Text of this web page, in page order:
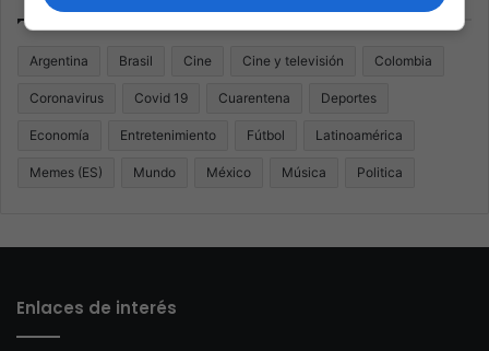
Argentina Brasil Cine Cine y televisión Colombia
Coronavirus Covid 19 Cuarentena Deportes
Economía Entretenimiento Fútbol Latinoamérica
Memes (ES) Mundo México Música Politica
Enlaces de interés